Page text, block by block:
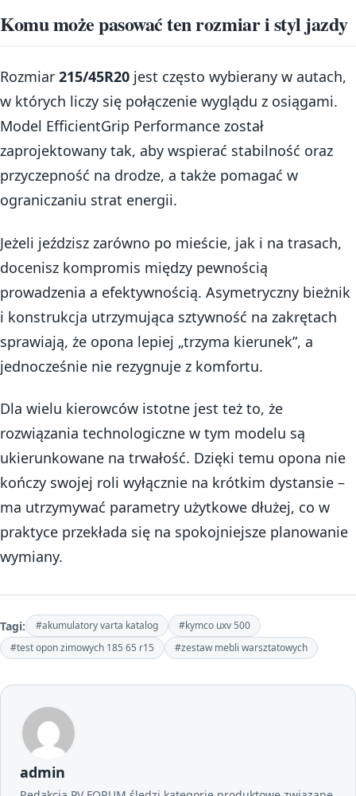
Komu może pasować ten rozmiar i styl jazdy
Rozmiar 215/45R20 jest często wybierany w autach,
w których liczy się połączenie wyglądu z osiągami.
Model EfficientGrip Performance został
zaprojektowany tak, aby wspierać stabilność oraz
przyczepność na drodze, a także pomagać w
ograniczaniu strat energii.
Jeżeli jeździsz zarówno po mieście, jak i na trasach,
docenisz kompromis między pewnością
prowadzenia a efektywnością. Asymetryczny bieżnik
i konstrukcja utrzymująca sztywność na zakrętach
sprawiają, że opona lepiej „trzyma kierunek”, a
jednocześnie nie rezygnuje z komfortu.
Dla wielu kierowców istotne jest też to, że
rozwiązania technologiczne w tym modelu są
ukierunkowane na trwałość. Dzięki temu opona nie
kończy swojej roli wyłącznie na krótkim dystansie –
ma utrzymywać parametry użytkowe dłużej, co w
praktyce przekłada się na spokojniejsze planowanie
wymiany.
Tagi: #akumulatory varta katalog
#kymco uxv 500
#test opon zimowych 185 65 r15
#zestaw mebli warsztatowych
admin